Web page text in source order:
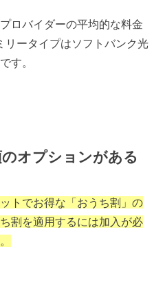
ロバイダーの平均的な料金
リータイプはソフトバンク光
す。
オプションがある
トでお得な「おうち割」の
割を適用するには加入が必